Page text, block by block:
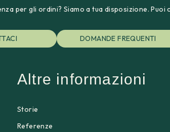
per gli ordini? Siamo a tua disposizione.
DOMANDE FREQUENTI
Altre informazioni
Storie
Referenze